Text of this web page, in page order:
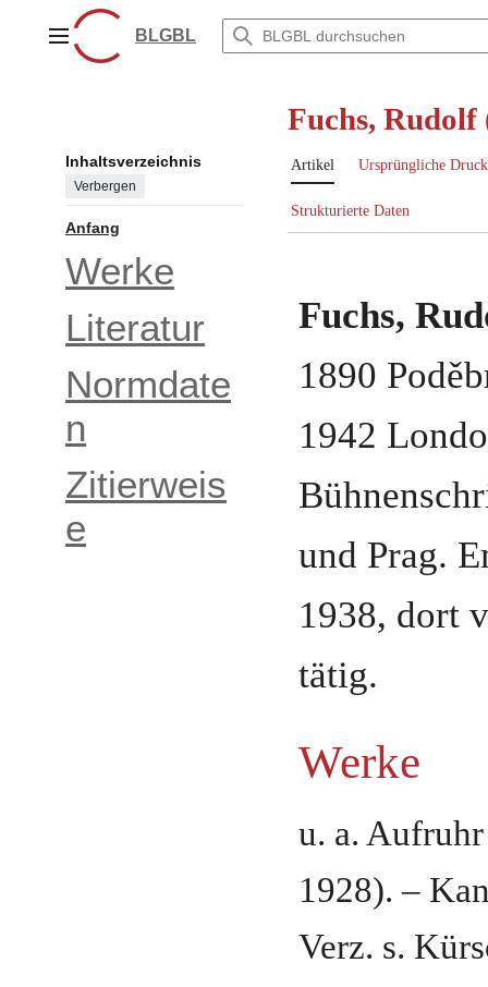
springenHauptmenüBLGBL
Inhaltsverzeichnis
Verbergen
Anfang
Werke
Literatur
Normdate
n
Zitierweis
e
Fuchs, Rudolf
Artikel Ursprüngliche
Strukturierte Daten
Fuchs,
1890
1942
und Prag.
1938, dort
tätig.
Werke
u. a.
1928). –
Verz. s.